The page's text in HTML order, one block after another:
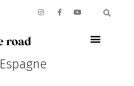
Espagne